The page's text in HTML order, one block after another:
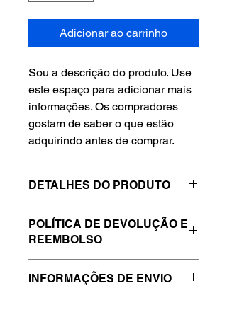
Adicionar ao carrinho
Sou a descrição do produto. Use
este espaço para adicionar mais
informações. Os compradores
gostam de saber o que estão
adquirindo antes de comprar.
DETALHES DO PRODUTO
detalhes sobre seu produto, como
tamanho, material, cuidados
Este também é um ótimo lugar para
escrever o que torna seu produto
POLÍTICA DE DEVOLUÇÃO E
REEMBOLSO
clientes sobre o que fazer caso
INFORMAÇÕES DE ENVIO